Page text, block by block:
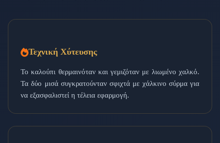
Τεχνική Χύτευσης
Το καλούπι θερμαινόταν και γεμιζόταν με λιωμένο χαλκό.
Τα δύο μισά συγκρατούνταν σφιχτά με χάλκινο σύρμα για
να εξασφαλιστεί η τέλεια εφαρμογή.